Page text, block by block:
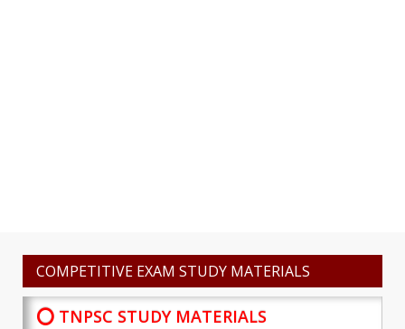
COMPETITIVE EXAM STUDY MATERIALS
⭕ TNPSC STUDY MATERIALS